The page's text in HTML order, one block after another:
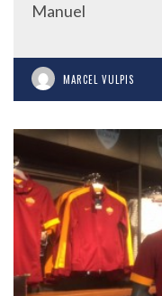
Manuel
MARCEL VULPIS